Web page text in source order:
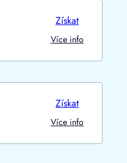
Získat
Více info
Získat
Více info